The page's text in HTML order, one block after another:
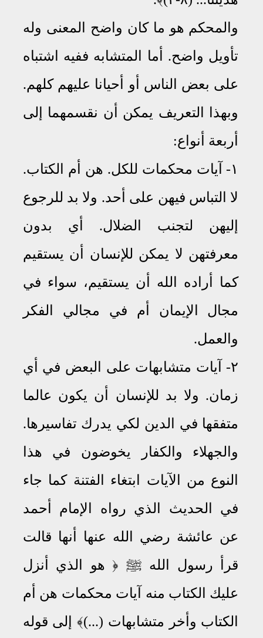
والمحكم هو ما كان واضح المعنى وله
تأويل واضح. أما المتشابه ففيه اشتباه
على بعض الناس أو أحيانا عليهم كلهم.
وبهذا التعريف يمكن أن نقسمهما إلى
أربعة أنواع:
١- آيات محكمات للكل. هن أم الكتاب.
لا التباس فيهن على أحد. ولا بد للرجوع
إليهن لتجنب الضلال. أي بدون
معرفتهن لا يمكن للإنسان أن يستقيم
كما أراده الله أن يستقيم، سواء في
مجال الإيمان أم في مجالي الفكر
والعمل.
٢- آيات متشابهات على البعض في أي
زمان. ولا بد للإنسان أن يكون عالما
متفقها في الدين لكي يدرك تفاسيرها.
والجهلاء والكفار يخوضون في هذا
النوع من الآيات ابتغاء الفتنة كما جاء
في الحديث الذي رواه الإمام أحمد
عن عائشة رضي الله عنها أنها قالت
قرأ رسول الله ﷺ ﴿ هو الذي أنزل
عليك الكتاب منه آيات محكمات هن أم
الكتاب وأخر متشابهات (...)﴾ إلى قوله